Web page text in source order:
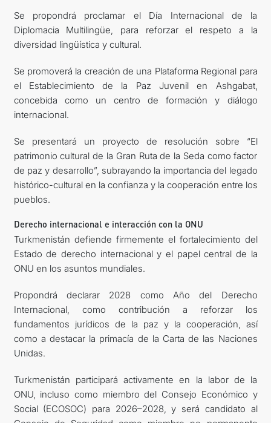
Se propondrá proclamar el Día Internacional de la
Diplomacia Multilingüe, para reforzar el respeto a la
diversidad lingüística y cultural.
Se promoverá la creación de una Plataforma Regional para
el Establecimiento de la Paz Juvenil en Ashgabat,
concebida como un centro de formación y diálogo
internacional.
Se presentará un proyecto de resolución sobre “El
patrimonio cultural de la Gran Ruta de la Seda como factor
de paz y desarrollo”, subrayando la importancia del legado
histórico-cultural en la confianza y la cooperación entre los
pueblos.
Derecho internacional e interacción con la ONU
Turkmenistán defiende firmemente el fortalecimiento del
Estado de derecho internacional y el papel central de la
ONU en los asuntos mundiales.
Propondrá declarar 2028 como Año del Derecho
Internacional, como contribución a reforzar los
fundamentos jurídicos de la paz y la cooperación, así
como a destacar la primacía de la Carta de las Naciones
Unidas.
Turkmenistán participará activamente en la labor de la
ONU, incluso como miembro del Consejo Económico y
Social (ECOSOC) para 2026–2028, y será candidato al